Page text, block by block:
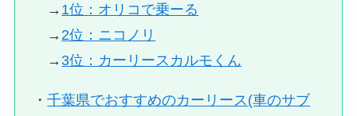
→ 1位：オリコで乗ーる
→ 2位：ニコノリ
→ 3位：カーリースカルモくん
・千葉県でおすすめのカーリース(車のサブ